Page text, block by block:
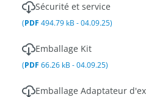
Sécurité et service
(PDF 494.79 kB - 04.09.25)
Emballage Kit
(PDF 66.26 kB - 04.09.25)
Emballage Adaptateur